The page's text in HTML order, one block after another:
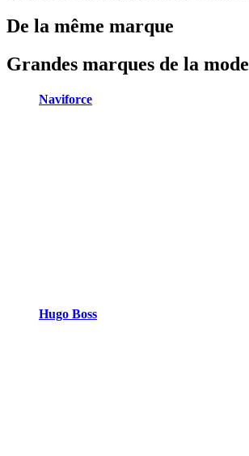
De la même marque
Grandes marques de la mode
Naviforce
Hugo Boss